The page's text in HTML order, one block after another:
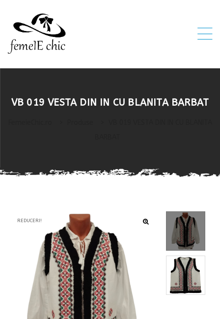
VB 019 VESTA DIN IN CU BLANITA BARBAT
REDUCERI!
6XL)